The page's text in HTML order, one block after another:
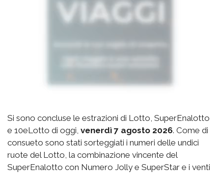
Si sono concluse le estrazioni di Lotto, SuperEnalotto
e 10eLotto di oggi, venerdì 7 agosto 2026. Come di
consueto sono stati sorteggiati i numeri delle undici
ruote del Lotto, la combinazione vincente del
SuperEnalotto con Numero Jolly e SuperStar e i venti